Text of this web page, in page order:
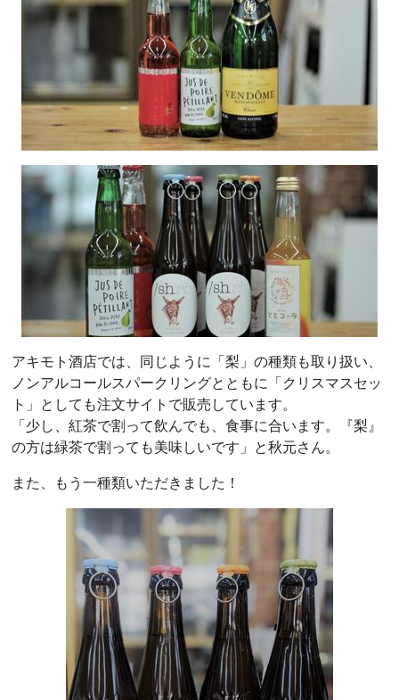
アキモト酒店では、同じように「梨」の種類も取り扱い、
ノンアルコールスパークリングとともに「クリスマスセッ
ト」としても注文サイトで販売しています。
「少し、紅茶で割って飲んでも、食事に合います。『梨』
の方は緑茶で割っても美味しいです」と秋元さん。
また、もう一種類いただきました！